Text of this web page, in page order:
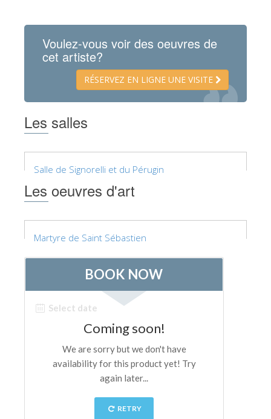
FR
ENGLISH
Voulez-vous voir des oeuvres de
cet artiste?
RÉSERVEZ EN LIGNE UNE VISITE
Les salles
Salle de Signorelli et du Pérugin
Les oeuvres d'art
Martyre de Saint Sébastien